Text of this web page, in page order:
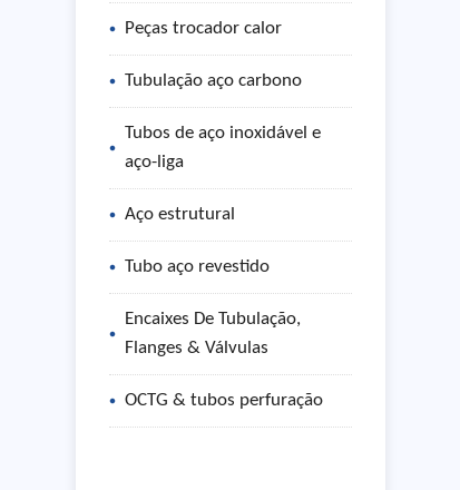
Peças trocador calor
Tubulação aço carbono
Tubos de aço inoxidável e
aço-liga
Aço estrutural
Tubo aço revestido
Encaixes De Tubulação,
Flanges & Válvulas
OCTG & tubos perfuração